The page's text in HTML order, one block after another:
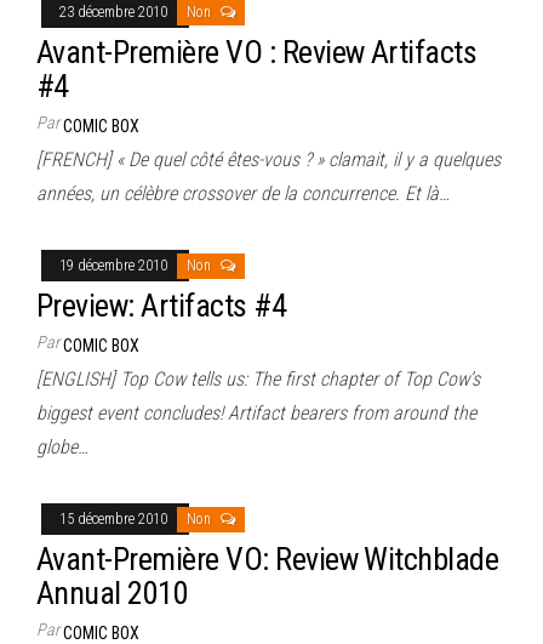
23 décembre 2010 Non
Avant-Première VO : Review Artifacts
#4
ParCOMIC BOX
[FRENCH] « De quel côté êtes-vous ? » clamait, il y a quelques
années, un célèbre crossover de la concurrence. Et là…
19 décembre 2010 Non
Preview: Artifacts #4
ParCOMIC BOX
[ENGLISH] Top Cow tells us: The first chapter of Top Cow’s
biggest event concludes! Artifact bearers from around the
globe…
15 décembre 2010 Non
Avant-Première VO: Review Witchblade
Annual 2010
ParCOMIC BOX